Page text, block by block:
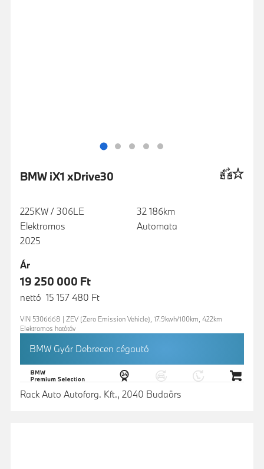
BMW iX1 xDrive30
225KW / 306LE
Elektromos
2025
32 186km
Automata
Ár
19 250 000 Ft
nettó 15 157 480 Ft
VIN 5306668 | ZEV (Zero Emission Vehicle), 17.9kwh/100km, 422km
Elektromos hatótáv
BMW Gyár Debrecen cégautó
Rack Auto Autoforg. Kft., 2040 Budaörs